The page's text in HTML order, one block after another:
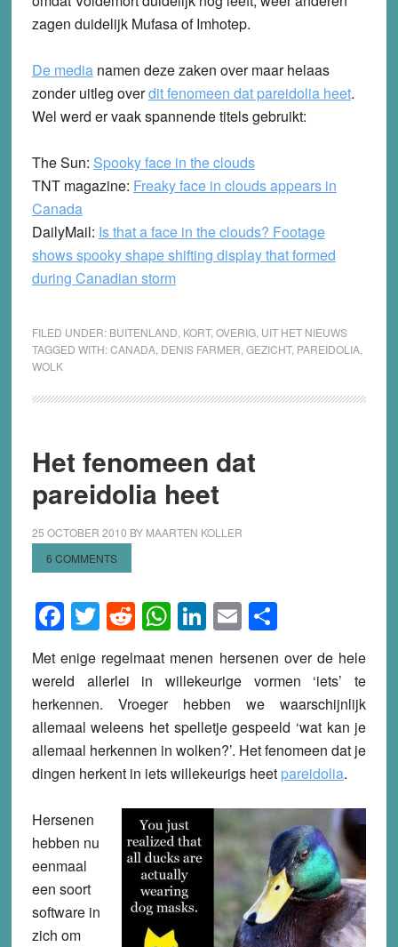
zagen duidelijk Mufasa of Imhotep.
De medianamen deze zaken over maar helaas
zonder uitleg overdit fenomeen dat pareidolia heet.
Wel werd er vaak spannende titels gebruikt:
The Sun: Spooky face in the clouds
TNT magazine: Freaky face in clouds appears in
Canada
DailyMail: Is that a face in the clouds? Footage
shows spooky shape shifting display that formed
during Canadian storm
FILED UNDER: BUITENLAND KORT, OVERIG, UIT HET NIEUWS
TAGGED WITH:CANADA, DENIS FARMER GEZICHT, PAREIDOLIA,
WOLK
Het fenomeen dat
pareidolia heet
25 OCTOBER 2010 BY MAARTEN KOLLER
6 COMMENTS
Facebook
Twitter
Reddit
WhatsApp
LinkedIn
EmailShare
Met enige regelmaat menen hersenen over de hele
wereld allerlei in willekeurige vormen ‘iets’ te
herkennen. Vroeger hebben we waarschijnlijk
allemaal weleens het spelletje gespeeld ‘wat kan je
allemaal herkennen in wolken?’. Het fenomeen dat je
dingen herkent in iets willekeurigs heet pareidolia.
Hersenen
hebben nu
eenmaal
een soort
software in
zich om